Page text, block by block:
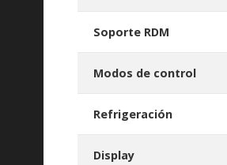
Soporte RDM
Modos de control
Refrigeración
Display